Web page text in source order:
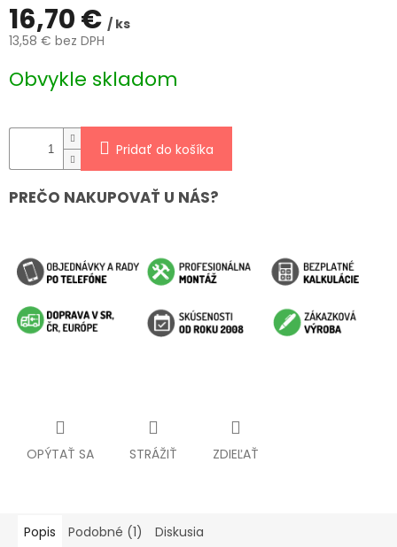
16,70 € / ks
13,58 € bez DPH
cena:
Obvykle skladom
Pridať do košíka
PREČO NAKUPOVAŤ U NÁS?
OPÝTAŤ SA STRÁŽIŤ ZDIEĽAŤ
Popis Podobné (1) Diskusia